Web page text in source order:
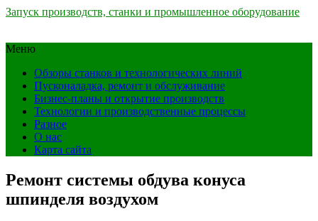
Запуск производств, станки и промышленное оборудование
Меню
Обзоры станков и технологических линий
Пусконаладка, ремонт и обслуживание
Бизнес-планы и открытие производств
Технологии и производственные процессы
Разное
О нас
Карта сайта
Ремонт системы обдува конуса
шпинделя воздухом